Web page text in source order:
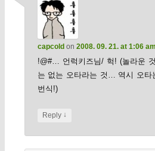
capcold on 2008. 09. 21. at 1:06 am
!@#… 언럭키즈님/ 헉! (놀라운
는 없는 오타라는 것… 역시 오타
번식!)
Reply ↓